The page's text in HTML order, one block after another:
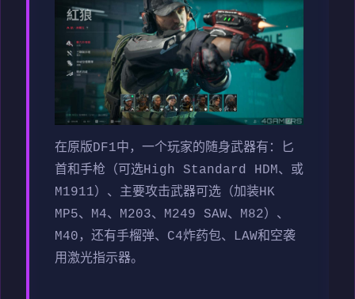
在原版DF1中，一个玩家的随身武器有：匕
首和手枪（可选High Standard HDM、或
M1911）、主要攻击武器可选（加装HK
MP5、M4、M203、M249 SAW、M82）、
M40，还有手榴弹、C4炸药包、LAW和空袭
用激光指示器。